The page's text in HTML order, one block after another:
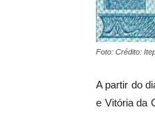
Foto: Crédito:
A partir do
e Vitória da